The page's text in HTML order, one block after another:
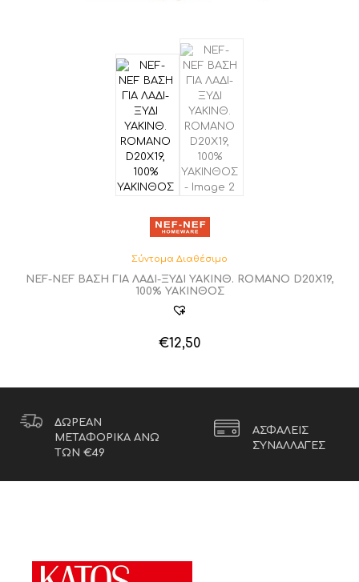
Σύντομα Διαθέσιμο
NEF-NEF ΒΑΣΗ ΓΙΑ ΛΑΔΙ-ΞΥΔΙ YAKINΘ. ROMANO D20X19,
100% ΥΑΚΙΝΘΟΣ
€12,50
ΔΩΡΕΑΝ
ΜΕΤΑΦΟΡΙΚΑ ΑΝΩ
ΤΩΝ €49
ΑΣΦΑΛΕΙΣ
ΣΥΝΑΛΛΑΓΕΣ